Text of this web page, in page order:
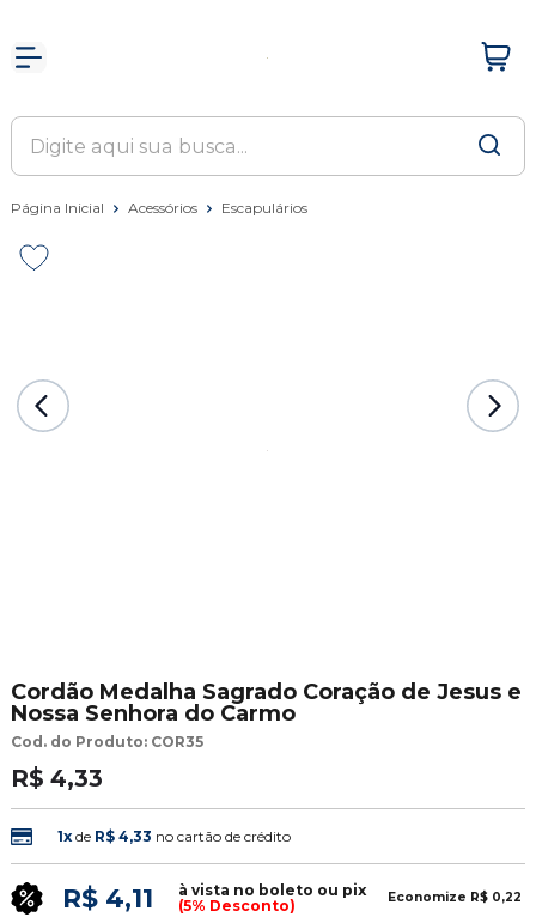
Página Inicial Acessórios Escapulários
Cordão Medalha Sagrado Coração de Jesus e
Nossa Senhora do Carmo
Cod. do Produto: COR35
R$ 4,33
1xde R$ 4,33 no cartão de crédito
R$ 4,11
à vista no boleto ou pix
(5% Desconto)
Economize R$ 0,22